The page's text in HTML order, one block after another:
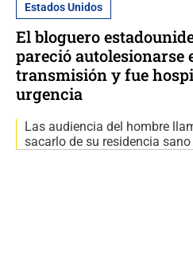
Estados Unidos
El bloguero
pareció autolesionarse
transmisión y fue
urgencia
Las audiencia del hombre
sacarlo de su residencia